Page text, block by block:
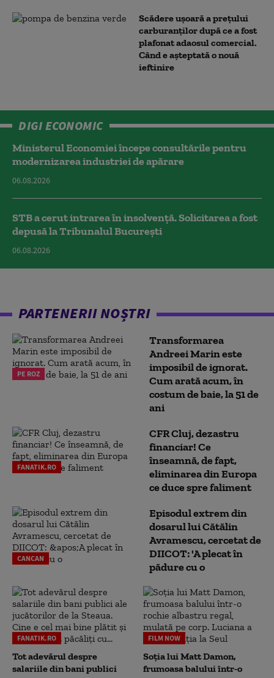
Scădere ușoară a prețului
carburanților după ce a fost
plafonat adaosul comercial.
Când e așteptată o nouă
ieftinire
DIGI ECONOMIC
Ministerul Economiei începe consultările pentru
modernizarea industriei de apărare
06.08.2026
STB a cerut intrarea în insolvență. Solicitarea a fost
depusă la Tribunalul București
06.08.2026
PARTENERII NOȘTRI
PE ROZ
Transformarea
Andreei Marin este
imposibil de ignorat.
Cum arată acum, în
costum de baie, la 51 de
ani
FANATIK.RO
CFR Cluj, dezastru
financiar! Ce
înseamnă, de fapt,
eliminarea din Europa
ce duce spre faliment
CANCAN
Episodul extrem din
dosarul lui Cătălin
Avramescu, cercetat de
DIICOT: 'A plecat în
pădure cu o
FANATIK.RO
Tot adevărul despre
salariile din bani publici
FILM NOW
Soția lui Matt Damon,
frumoasa balului într-o